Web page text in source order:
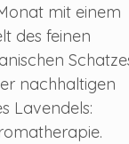
mit einem
des feinen
nachhaltigen
Lavendels: